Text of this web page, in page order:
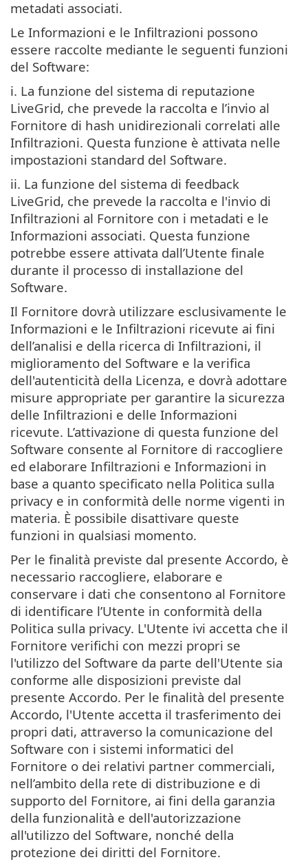
metadati associati.
Le Informazioni e le Infiltrazioni possono
essere raccolte mediante le seguenti funzioni
del Software:
i. La funzione del sistema di reputazione
LiveGrid, che prevede la raccolta e l’invio al
Fornitore di hash unidirezionali correlati alle
Infiltrazioni. Questa funzione è attivata nelle
impostazioni standard del Software.
ii. La funzione del sistema di feedback
LiveGrid, che prevede la raccolta e l'invio di
Infiltrazioni al Fornitore con i metadati e le
Informazioni associati. Questa funzione
potrebbe essere attivata dall’Utente finale
durante il processo di installazione del
Software.
Il Fornitore dovrà utilizzare esclusivamente le
Informazioni e le Infiltrazioni ricevute ai fini
dell’analisi e della ricerca di Infiltrazioni, il
miglioramento del Software e la verifica
dell'autenticità della Licenza, e dovrà adottare
misure appropriate per garantire la sicurezza
delle Infiltrazioni e delle Informazioni
ricevute. L’attivazione di questa funzione del
Software consente al Fornitore di raccogliere
ed elaborare Infiltrazioni e Informazioni in
base a quanto specificato nella Politica sulla
privacy e in conformità delle norme vigenti in
materia. È possibile disattivare queste
funzioni in qualsiasi momento.
Per le finalità previste dal presente Accordo, è
necessario raccogliere, elaborare e
conservare i dati che consentono al Fornitore
di identificare l’Utente in conformità della
Politica sulla privacy. L'Utente ivi accetta che il
Fornitore verifichi con mezzi propri se
l'utilizzo del Software da parte dell'Utente sia
conforme alle disposizioni previste dal
presente Accordo. Per le finalità del presente
Accordo, l'Utente accetta il trasferimento dei
propri dati, attraverso la comunicazione del
Software con i sistemi informatici del
Fornitore o dei relativi partner commerciali,
nell’ambito della rete di distribuzione e di
supporto del Fornitore, ai fini della garanzia
della funzionalità e dell'autorizzazione
all'utilizzo del Software, nonché della
protezione dei diritti del Fornitore.